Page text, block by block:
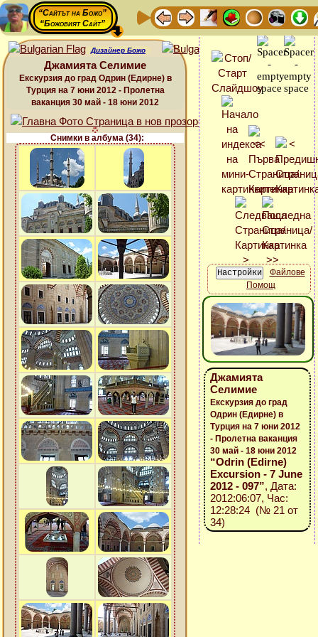
“Сайтът на Божо”
“Божовият Сайт”
Дизайнер Божо
Джамията Селимие
Екскурзия до град Одрин (Едирне) в
Турция на 7 юни 2012 - Пролетна
ваканция 30 май - 18 юни 2012
Снимки в албума (34):
Файлове
Помощ
Джамията
Селимие
Екскурзия до град
Одрин (Едирне) в
Турция на 7 юни 2012
- Пролетна ваканция
30 май - 18 юни 2012
“Odrin (Edirne)
Excursion - 7 June
2012 - 097”, Дата:
2012:06:07, Час:
12:28:24 (№ 21 от
34)